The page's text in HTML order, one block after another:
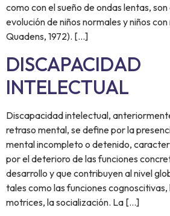
como con el sueño de ondas lentas,
evolución de niños normales y niños
Quadens, 1972). […]
DISCAPACIDAD
INTELECTUAL
Discapacidad intelectual,
retraso mental, se define por la
mental incompleto o detenido,
por el deterioro de las funciones
desarrollo y que contribuyen al nivel
tales como las funciones cognoscitivas,
motrices, la socialización. La […]